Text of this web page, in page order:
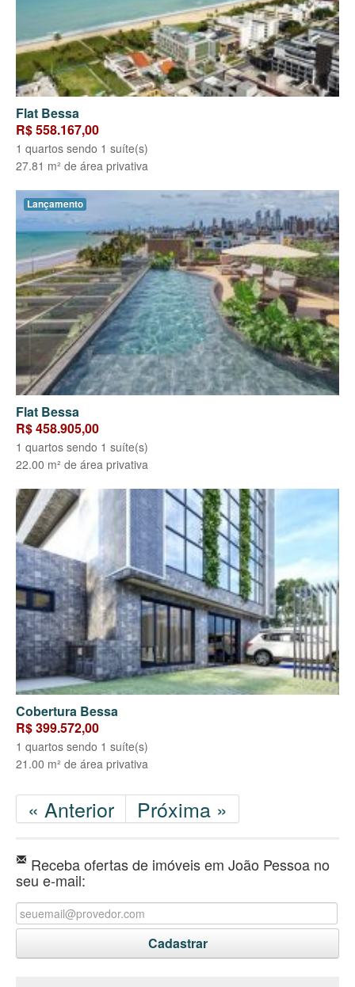
Flat Bessa
R$ 558.167,00
1 quartos sendo 1 suíte(s)
27.81 m² de área privativa
Lançamento
Flat Bessa
R$ 458.905,00
1 quartos sendo 1 suíte(s)
22.00 m² de área privativa
Cobertura Bessa
R$ 399.572,00
1 quartos sendo 1 suíte(s)
21.00 m² de área privativa
« Anterior Próxima »
Receba ofertas de imóveis em João Pessoa no
seu e-mail: